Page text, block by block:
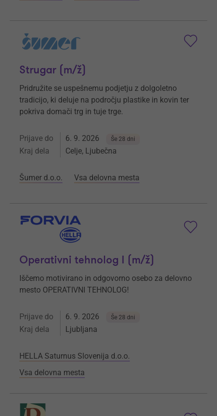
Strugar (m/ž)
Pridružite se uspešnemu podjetju z dolgoletno
tradicijo, ki deluje na področju plastike in kovin ter
pokriva domači trg in tuje trge.
Prijave do 6. 9. 2026 Še 28 dni
Kraj dela Celje, Ljubečna
Šumer d.o.o. Vsa delovna mesta
Operativni tehnolog I (m/ž)
Iščemo motivirano in odgovorno osebo za delovno
mesto OPERATIVNI TEHNOLOG!
Prijave do 6. 9. 2026 Še 28 dni
Kraj dela Ljubljana
HELLA Saturnus Slovenija d.o.o.
Vsa delovna mesta